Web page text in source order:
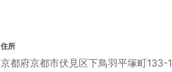
住所
京都府京都市伏見区下鳥羽平塚町133-1